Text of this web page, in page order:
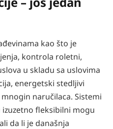
kao što je
kontrola roletni,
u skladu sa uslovima
energetski stedljivi
naručilaca. Sistemi
fleksibilni mogu
da li je današnja